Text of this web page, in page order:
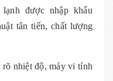
được nhập khẩu
tân tiến, chất lượng
nhiệt độ, máy vi tính